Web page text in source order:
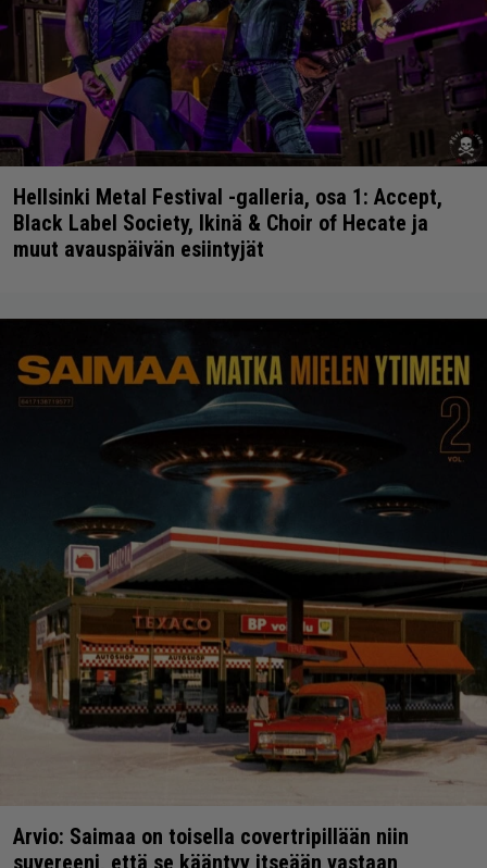
Hellsinki Metal Festival -galleria, osa 1: Accept,
Black Label Society, Ikinä & Choir of Hecate ja
muut avauspäivän esiintyjät
Arvio: Saimaa on toisella covertripillään niin
suvereeni, että se kääntyy itseään vastaan